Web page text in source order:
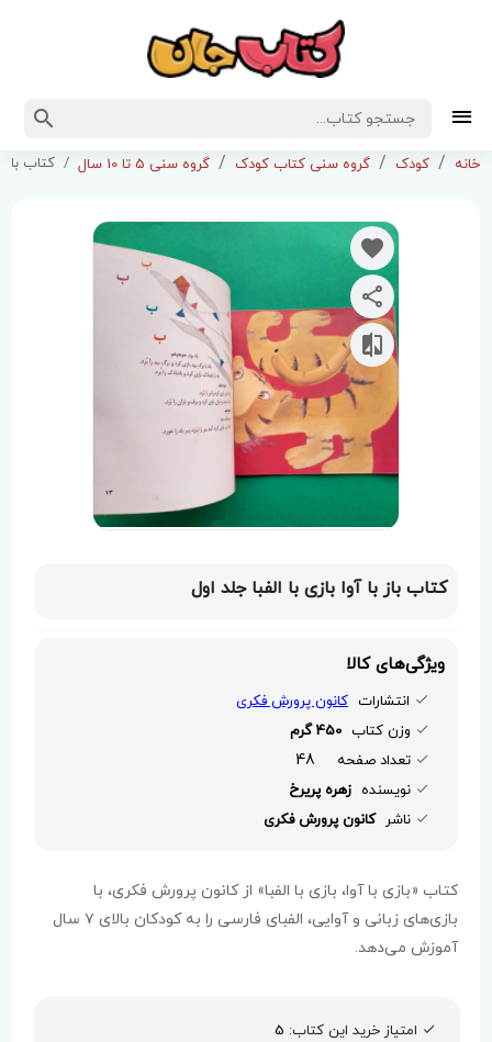
خانه کودک گروه سنی کتاب کودک گروه سنی 5 تا 10 سال کتاب باز
کتاب باز با آوا بازی با الفبا جلد اول
ویژگی‌های کالا
انتشارات کانون پرورش فکری
وزن کتاب 450 گرم
تعداد صفحه
48
نویسنده زهره پریرخ
ناشر کانون پرورش فکری
کتاب «بازی با آوا، بازی با الفبا» از کانون پرورش فکری، با
بازی‌های زبانی و آوایی، الفبای فارسی را به کودکان بالای ۷ سال
آموزش می‌دهد.
امتیاز خرید این کتاب: 5